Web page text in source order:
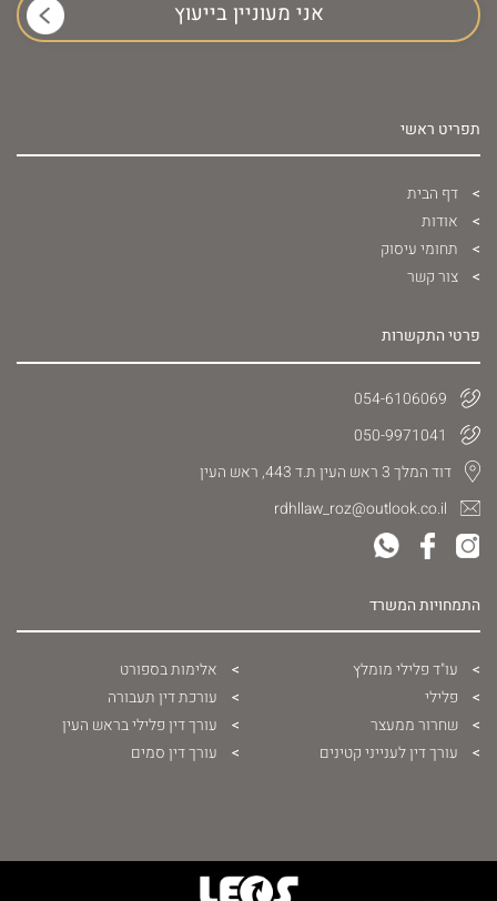
תפריט ראשי
דף הבית
אודות
תחומי עיסוק
צור קשר
התמחויות המשרד
עו"ד פלילי מומלץ
פלילי
שחרור ממעצר
עורך דין לענייני קטינים
אלימות בספורט
עורכת דין תעבורה
עורך דין פלילי בראש העין
עורך דין סמים
פרטי התקשרות
054-6106069
050-9971041
דוד המלך 3 ראש העין ת.ד 443, ראש העין
rdhllaw_roz@outlook.co.il